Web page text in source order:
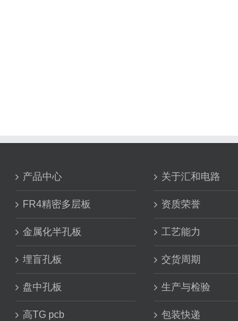
产品中心
FR4精密多层板
金属化半孔板
埋盲孔板
盘中孔板
高TG pcb
关于汇和电路
资质荣誉
工艺能力
交货周期
生产与检验
包装快递